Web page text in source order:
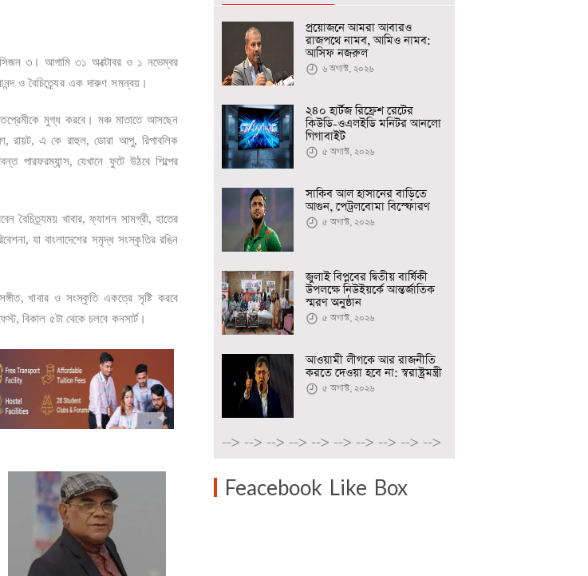
সিজন ৩। আগামি ৩১ অক্টোবর ও ১ নভেম্বর
ও বৈচিত্র্যের এক দারুণ সমন্বয়।
মুগ্ধ করবে। মঞ্চ মাতাতে আসছেন
, রায়ট, এ কে রাহুল,ডোরা আপু, রিপাবলিক
পারফরম্যান্স,যেখানে ফুটে উঠবে শিল্পের
বৈচিত্র্যময় খাবার, ফ্যাশন সামগ্রী,হাতের
, যা বাংলাদেশের সমৃদ্ধ সংস্কৃতির রঙিন
সঙ্গীত,খাবার ও সংস্কৃতি একত্রে সৃষ্টি করবে
বিকাল ৫টা থেকে চলবে কনসার্ট।
প্রয়োজনে আমরা আবারও
রাজপথে নামব, আমিও নামব:
আসিফ নজরুল
৬ অগাস্ট, ২০২৬
২৪০ হার্টজ রিফ্রেশ রেটের
কিউডি-ওএলইডি মনিটর আনলো
গিগাবাইট
৫ অগাস্ট, ২০২৬
সাকিব আল হাসানের বাড়িতে
আগুন, পেট্রলবোমা বিস্ফোরণ
৫ অগাস্ট, ২০২৬
জুলাই বিপ্লবের দ্বিতীয় বার্ষিকী
উপলক্ষে নিউইয়র্কে আন্তর্জাতিক
স্মরণ অনুষ্ঠান
৫ অগাস্ট, ২০২৬
আওয়ামী লীগকে আর রাজনীতি
করতে দেওয়া হবে না: স্বরাষ্ট্রমন্ত্রী
৫ অগাস্ট, ২০২৬
--> --> --> --> --> --> --> --> --> -->
Feacebook Like Box